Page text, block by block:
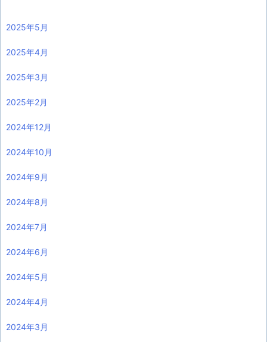
2025年5月
2025年4月
2025年3月
2025年2月
2024年12月
2024年10月
2024年9月
2024年8月
2024年7月
2024年6月
2024年5月
2024年4月
2024年3月